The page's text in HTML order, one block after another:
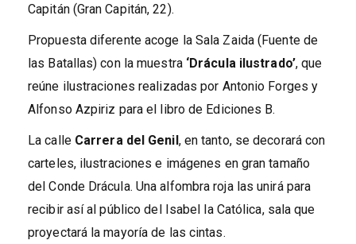
Capitán (Gran Capitán, 22).
Propuesta diferente acoge la Sala Zaida (Fuente de
las Batallas) con la muestra ‘Drácula ilustrado’, que
reúne ilustraciones realizadas por Antonio Forges y
Alfonso Azpiriz para el libro de Ediciones B.
La calle Carrera del Genil, en tanto, se decorará con
carteles, ilustraciones e imágenes en gran tamaño
del Conde Drácula. Una alfombra roja las unirá para
recibir así al público del Isabel la Católica, sala que
proyectará la mayoría de las cintas.